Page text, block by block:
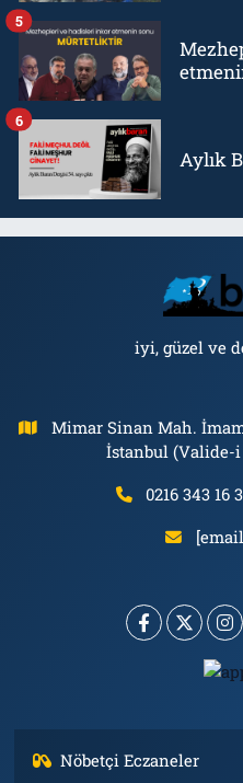
5
Aylık
6
iyi, güzel ve
Mimar Sinan Mah.
İstanbul (Valide-i
0216 343 16
Nöbetçi Eczaneler